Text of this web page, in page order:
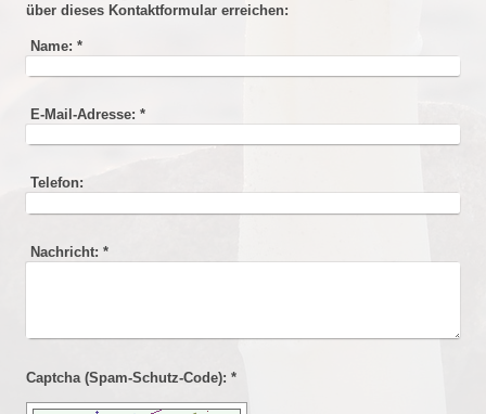
über dieses Kontaktformular erreichen:
Name: *
E-Mail-Adresse: *
Telefon:
Nachricht: *
Captcha (Spam-Schutz-Code): *